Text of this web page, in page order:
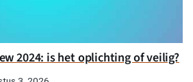
2024: is het oplichting of veilig?